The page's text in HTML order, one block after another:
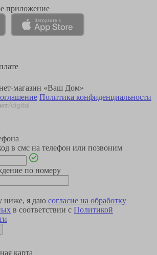
приложение
магазин «Ваш Дом»
Политика конфиденциальности
в смс на телефон или позвоним
по номеру
ниже, я даю согласие на обработку
в соответствии с Политикой
карта